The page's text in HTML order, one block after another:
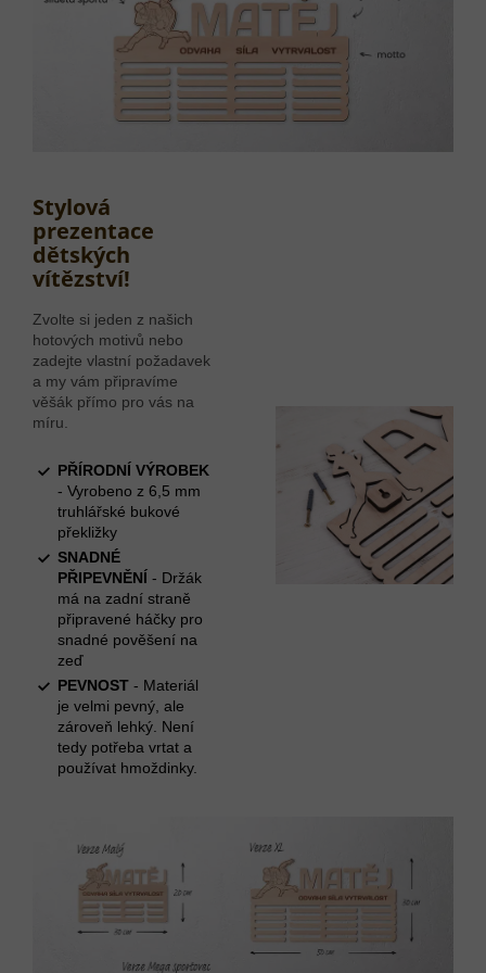
Stylová
prezentace
dětských
vítězství!
Zvolte si jeden z našich
hotových motivů nebo
zadejte vlastní požadavek
a my vám připravíme
věšák přímo pro vás na
míru.
PŘÍRODNÍ VÝROBEK
- Vyrobeno z 6,5 mm
truhlářské bukové
překližky
SNADNÉ
PŘIPEVNĚNÍ - Držák
má na zadní straně
připravené háčky pro
snadné pověšení na
zeď
PEVNOST - Materiál
je velmi pevný, ale
zároveň lehký. Není
tedy potřeba vrtat a
používat hmoždinky.